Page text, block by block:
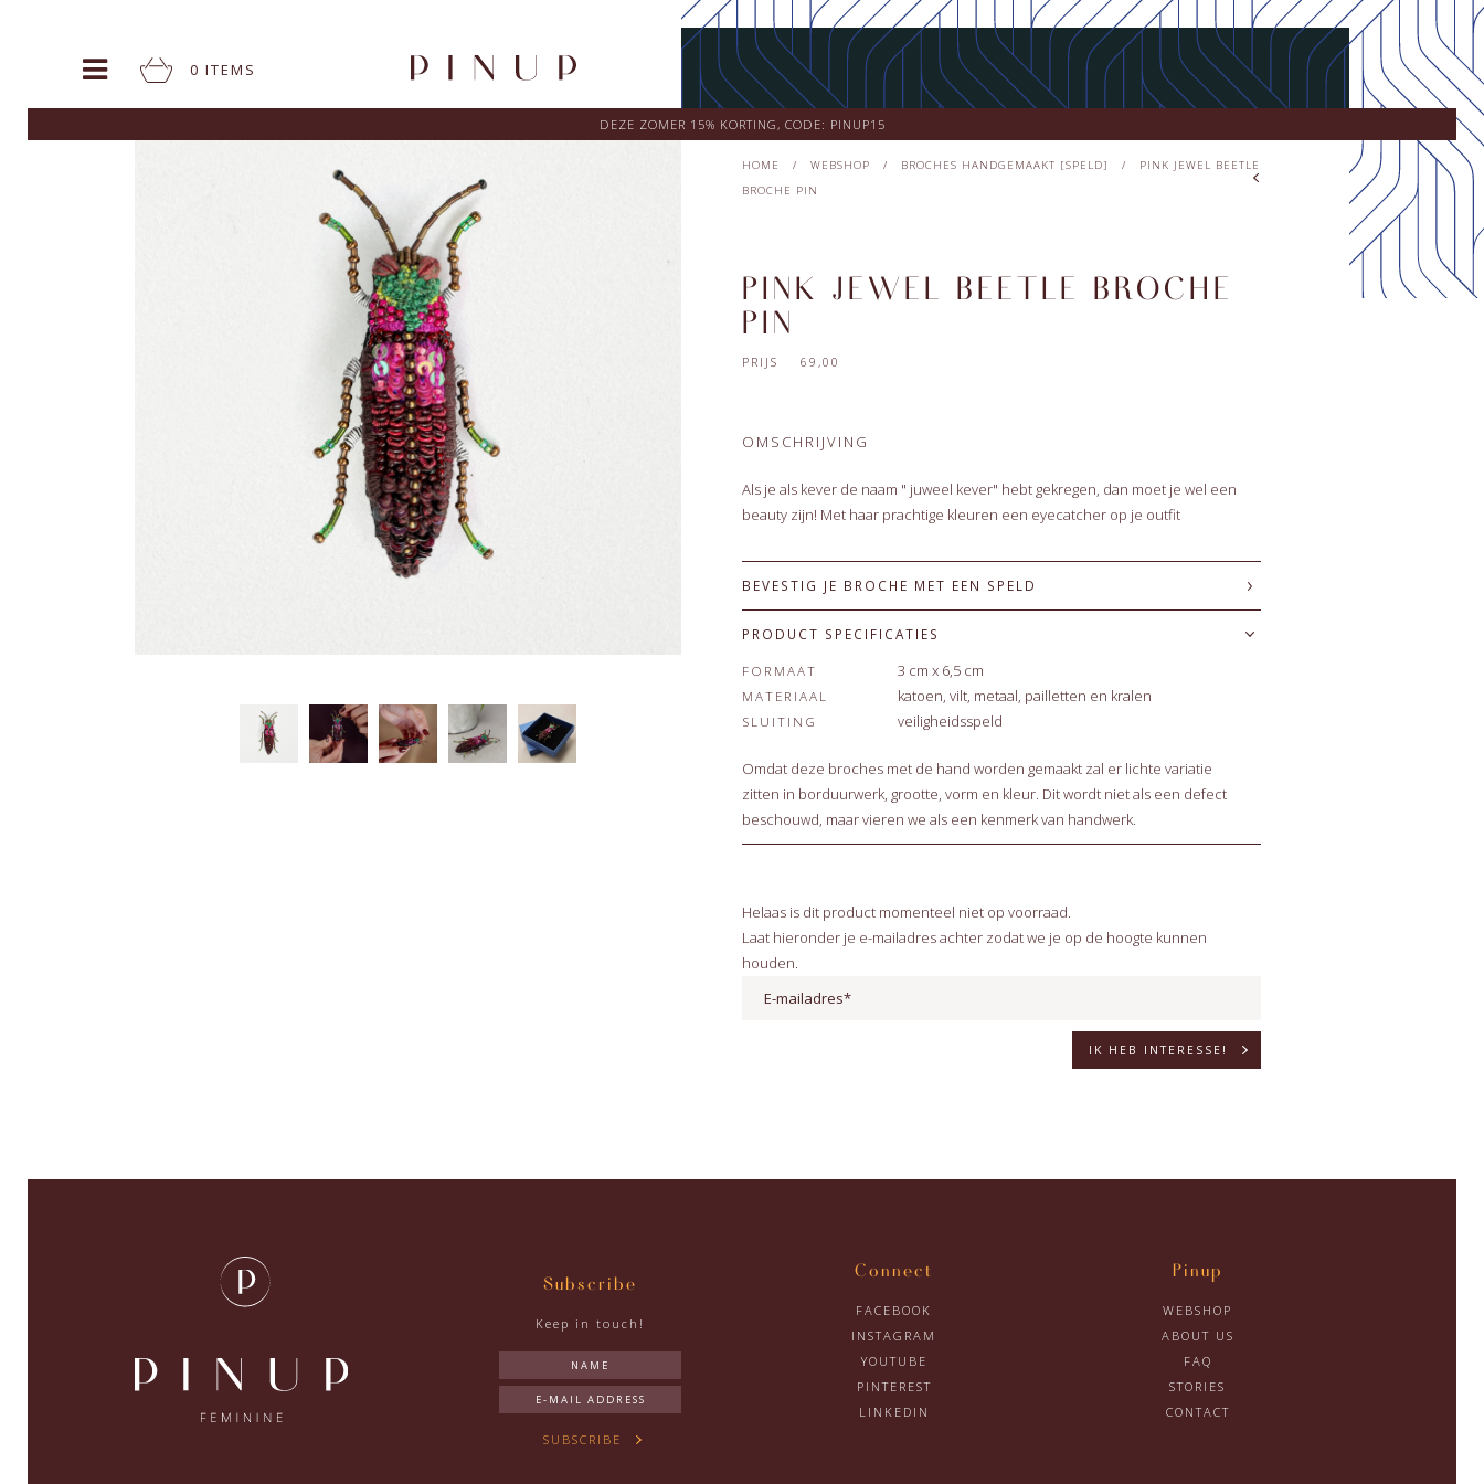
0 ITEM S
DEZE ZOMER 15% KORTING, CODE: PINUP15
HOME / WEBSHOP / BROCHES HANDGEMAAKT [SPELD] / PINK JEWEL BEETLE
BROCHE PIN
PINK JEWEL BEETLE BROCHE
PIN
PRIJS 69,00
OMSCHRIJVING
Als je als kever de naam " juweel kever" hebt gekregen, dan moet je wel een
beauty zijn! Met haar prachtige kleuren een eyecatcher op je outfit
BEVESTIG JE BROCHE MET EEN SPELD
PRODUCT SPECIFICATIES
FORMAAT 3 cm x 6,5 cm
MATERIAAL katoen, vilt, metaal, pailletten en kralen
SLUITING veiligheidsspeld
Omdat deze broches met de hand worden gemaakt zal er lichte variatie
zitten in borduurwerk, grootte, vorm en kleur. Dit wordt niet als een defect
beschouwd, maar vieren we als een kenmerk van handwerk.
Helaas is dit product momenteel niet op voorraad.
Laat hieronder je e-mailadres achter zodat we je op de hoogte kunnen
houden.
Subscribe
Keep in touch!
SUBSCRIBE
Connect
FACEBOOK
INSTAGRAM
YOUTUBE
PINTEREST
LINKEDIN
Pinup
WEBSHOP
ABOUT US
FAQ
STORIES
CONTACT